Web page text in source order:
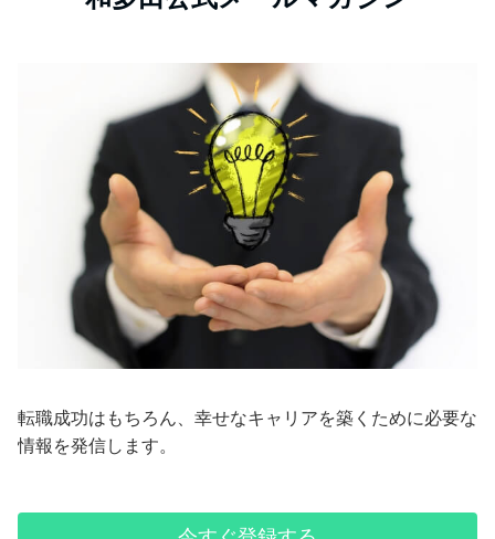
転職成功はもちろん、幸せなキャリアを築くために必要な
情報を発信します。